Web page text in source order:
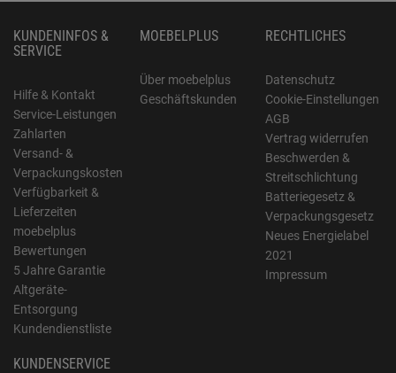
KUNDENINFOS &
SERVICE
Hilfe & Kontakt
Service-Leistungen
Zahlarten
Versand- &
Verpackungskosten
Verfügbarkeit &
Lieferzeiten
moebelplus
Bewertungen
5 Jahre Garantie
Altgeräte-
Entsorgung
Kundendienstliste
MOEBELPLUS
Über moebelplus
Geschäftskunden
RECHTLICHES
Datenschutz
Cookie-Einstellungen
AGB
Vertrag widerrufen
Beschwerden &
Streitschlichtung
Batteriegesetz &
Verpackungsgesetz
Neues Energielabel
2021
Impressum
KUNDENSERVICE